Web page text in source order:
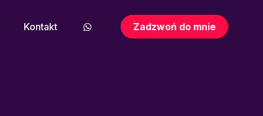
Kontakt Zadzwoń do mnie